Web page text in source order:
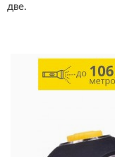
две.